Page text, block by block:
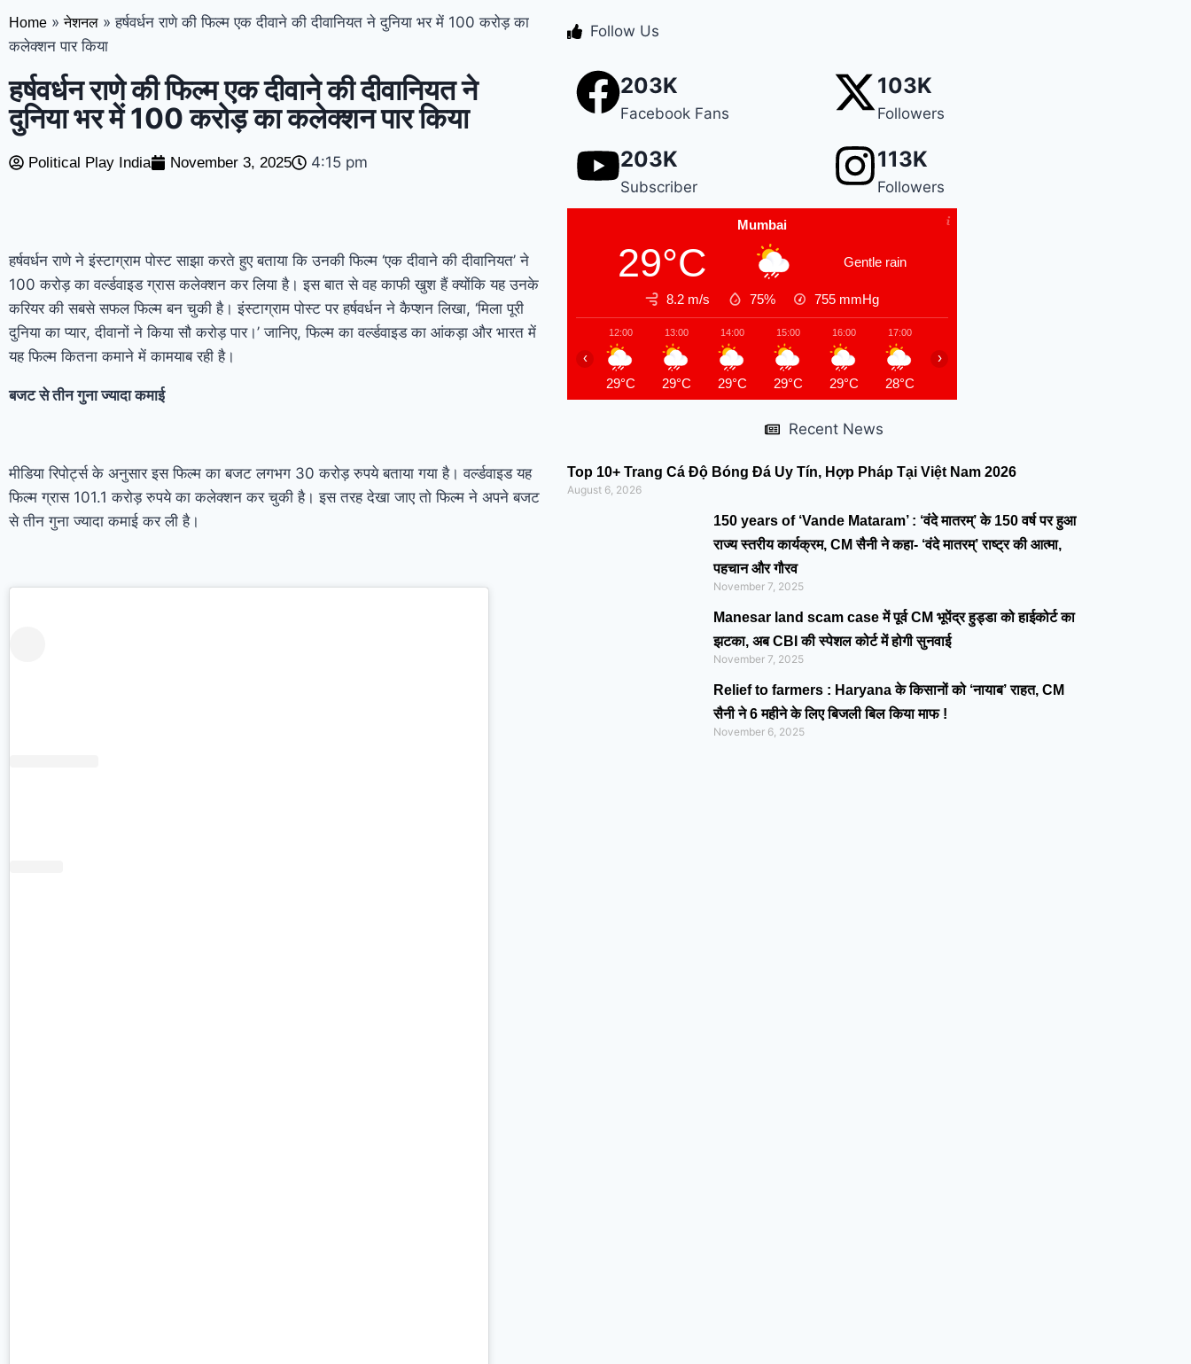
scam case में पूर्व CM
भूपेंद्र हुड्डा को हाईकोर्ट का
झटका, अब CBI की स्पेशल
CM सैनी ने 6 महीने के लिए
बिजली बिल किया माफ !
Elderly people will get
PM Modi’s Haryana
visit finalized: इस दिन
Home » नेशनल » हर्षवर्धन राणे की फिल्म एक दीवाने की दीवानियत ने दुनिया भर में 100 करोड़ का
कलेक्शन पार किया
हर्षवर्धन राणे की फिल्म एक दीवाने की दीवानियत ने
दुनिया भर में 100 करोड़ का कलेक्शन पार किया
Political Play India November 3, 2025 4:15 pm
हर्षवर्धन राणे ने इंस्टाग्राम पोस्ट साझा करते हुए बताया कि उनकी फिल्म ‘एक दीवाने की दीवानियत’ ने
100 करोड़ का वर्ल्डवाइड ग्रास कलेक्शन कर लिया है। इस बात से वह काफी खुश हैं क्योंकि यह उनके
करियर की सबसे सफल फिल्म बन चुकी है। इंस्टाग्राम पोस्ट पर हर्षवर्धन ने कैप्शन लिखा, ‘मिला पूरी
दुनिया का प्यार, दीवानों ने किया सौ करोड़ पार।’ जानिए, फिल्म का वर्ल्डवाइड का आंकड़ा और भारत में
यह फिल्म कितना कमाने में कामयाब रही है।
बजट से तीन गुना ज्यादा कमाई
मीडिया रिपोर्ट्स के अनुसार इस फिल्म का बजट लगभग 30 करोड़ रुपये बताया गया है। वर्ल्डवाइड यह
फिल्म ग्रास 101.1 करोड़ रुपये का कलेक्शन कर चुकी है। इस तरह देखा जाए ताे फिल्म ने अपने बजट
से तीन गुना ज्यादा कमाई कर ली है।
Follow Us
203K
Facebook Fans
103K
Followers
203K
Subscriber
113K
Followers
Mumbai
29°C Gentle rain
8.2 m/s 75% 755 mmHg
12:00
29°C
13:00
29°C
14:00
29°C
15:00
29°C
16:00
29°C
17:00
28°C
‹ ›
Recent News
Top 10+ Trang Cá Độ Bóng Đá Uy Tín, Hợp Pháp Tại Việt Nam 2026
August 6, 2026
150 years of ‘Vande Mataram’ : ‘वंदे मातरम्’ के 150 वर्ष पर हुआ
राज्य स्तरीय कार्यक्रम, CM सैनी ने कहा- ‘वंदे मातरम्’ राष्ट्र की आत्मा,
पहचान और गौरव
November 7, 2025
Manesar land scam case में पूर्व CM भूपेंद्र हुड्डा को हाईकोर्ट का
झटका, अब CBI की स्पेशल कोर्ट में होगी सुनवाई
November 7, 2025
Relief to farmers : Haryana के किसानों को ‘नायाब’ राहत, CM
सैनी ने 6 महीने के लिए बिजली बिल किया माफ !
November 6, 2025